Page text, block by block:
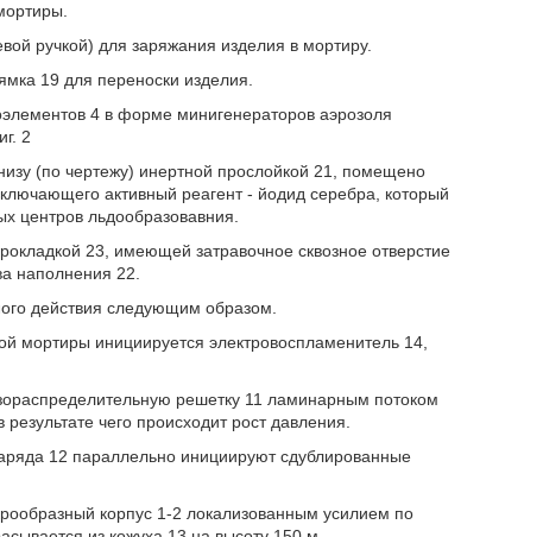
ручкой) для заряжания изделия в мортиру.
19 для переноски изделия.
4 в форме минигенераторов аэрозоля
2
(по чертежу) инертной прослойкой 21, помещено
активный реагент - йодид серебра, который
центров льдообразовавния.
23, имеющей затравочное сквозное отверстие
наполнения 22.
действия следующим образом.
мортиры инициируется электровоспламенитель 14,
решетку 11 ламинарным потоком
чего происходит рост давления.
12 параллельно инициируют сдублированные
корпус 1-2 локализованным усилием по